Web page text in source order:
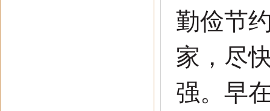
勤俭节
家，尽
强。早